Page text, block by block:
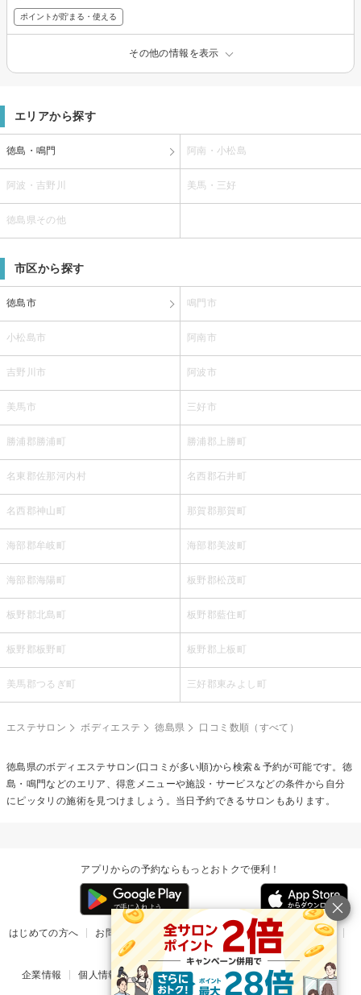
ポイントが貯まる・使える
その他の情報を表示
エリアから探す
徳島・鳴門 阿南・小松島
阿波・吉野川 美馬・三好
徳島県その他
市区から探す
徳島市 鳴門市
小松島市 阿南市
吉野川市 阿波市
美馬市 三好市
勝浦郡勝浦町 勝浦郡上勝町
名東郡佐那河内村 名西郡石井町
名西郡神山町 那賀郡那賀町
海部郡牟岐町 海部郡美波町
海部郡海陽町 板野郡松茂町
板野郡北島町 板野郡藍住町
板野郡板野町 板野郡上板町
美馬郡つるぎ町 三好郡東みよし町
エステサロン ボディエステ 徳島県 口コミ数順（すべて）
徳島県のボディエステサロン(口コミが多い順)から検索＆予約が可能です。徳
島・鳴門などのエリア、得意メニューや施設・サービスなどの条件から自分
にピッタリの施術を見つけましょう。当日予約できるサロンもあります。
アプリからの予約ならもっとおトクで便利！
はじめての方へ お問い合わせ ヘルプ リリース情報
利用規約
掲載ご希望のサロン様
企業情報 個人情報保護方針 楽天のサービス一覧 アプリ一覧